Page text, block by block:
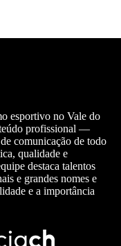
esportivo no Vale do
profissional —
comunicação de todo
qualidade e
destaca talentos
e grandes nomes e
e a importância